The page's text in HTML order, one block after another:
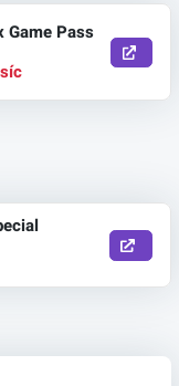
Game Pass